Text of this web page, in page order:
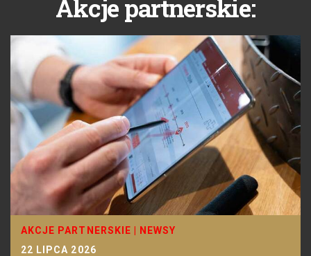
Akcje partnerskie:
AKCJE PARTNERSKIE
NEWSY
22 LIPCA 2026